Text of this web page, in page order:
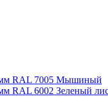
мм RAL 7005 Мышиный
RAL 6002 Зеленый